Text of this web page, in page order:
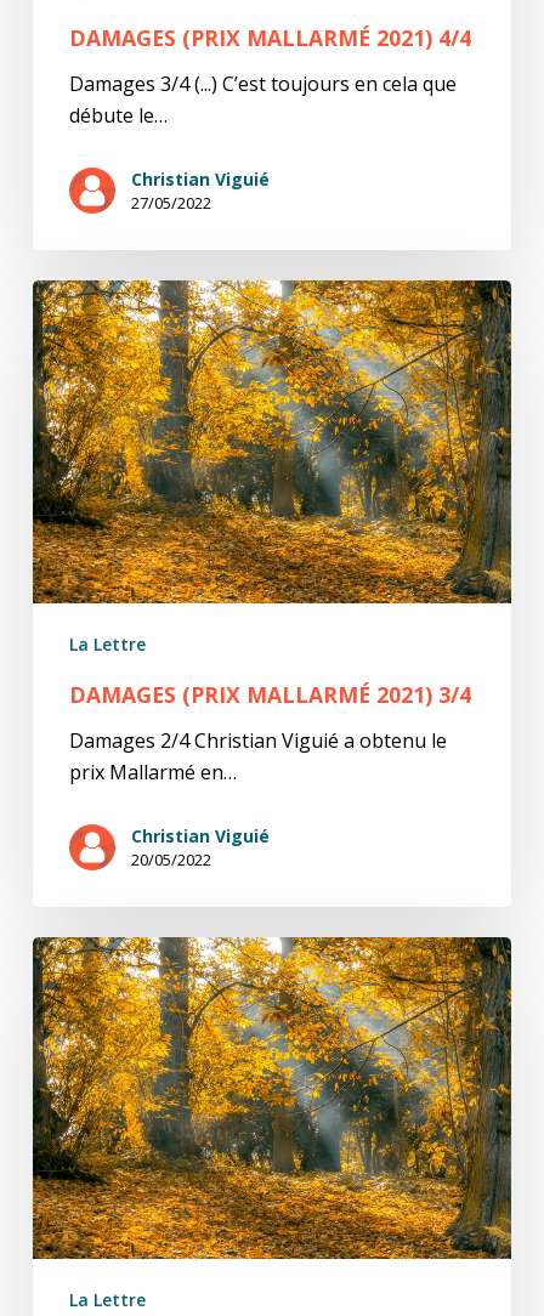
DAMAGES (PRIX MALLARMÉ 2021) 4/4
Damages 3/4 (...) C’est toujours en cela que
débute le…
Christian Viguié
27/05/2022
Damages
(prix
Mallarmé
2021)
3/4
La Lettre
DAMAGES (PRIX MALLARMÉ 2021) 3/4
Damages 2/4 Christian Viguié a obtenu le
prix Mallarmé en…
Christian Viguié
20/05/2022
Damages
(prix
Mallarmé
2021)
2/4
La Lettre